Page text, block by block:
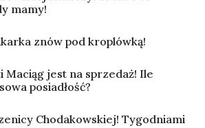
mamy!
znów pod kroplówką!
Maciąg jest na sprzedaż! Ile
posiadłość?
Chodakowskiej! Tygodniami